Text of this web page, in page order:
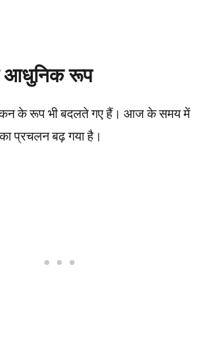
आधुनिक रूप
के रूप भी बदलते गए हैं। आज के समय में
प्रचलन बढ़ गया है।